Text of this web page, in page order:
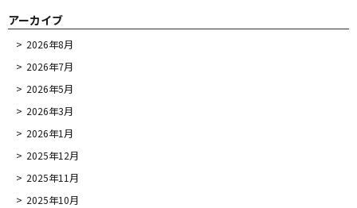
アーカイブ
2026年8月
2026年7月
2026年5月
2026年3月
2026年1月
2025年12月
2025年11月
2025年10月